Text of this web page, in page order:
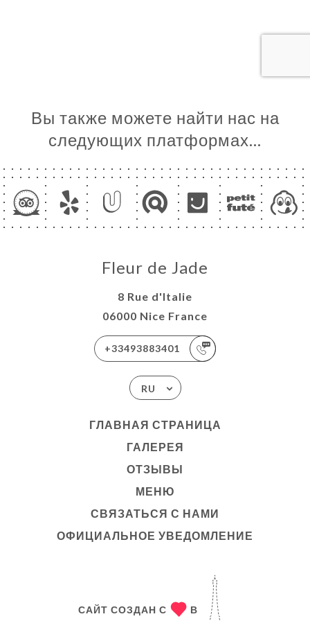
Вы также можете найти нас на
следующих платформах…
Fleur de Jade
8 Rue d'Italie
06000 Nice France
+33493883401
RU
ГЛАВНАЯ СТРАНИЦА
ГАЛЕРЕЯ
ОТЗЫВЫ
МЕНЮ
СВЯЗАТЬСЯ С НАМИ
ОФИЦИАЛЬНОЕ УВЕДОМЛЕНИЕ
САЙТ СОЗДАН С В